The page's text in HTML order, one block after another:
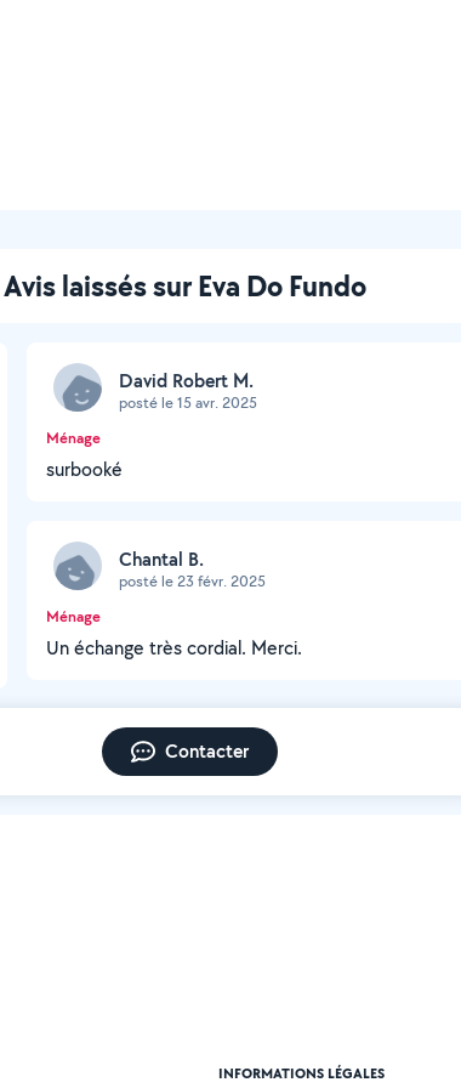
Avis laissés sur Eva Do Fundo
David Robert M.
posté le 15 avr. 2025
Ménage
surbooké
Chantal B.
posté le 23 févr. 2025
Ménage
Un échange très cordial. Merci.
Contacter
INFORMATIONS LÉGALES